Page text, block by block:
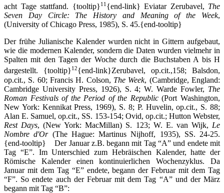
acht Tage stattfand. {tooltip}11 {end-link} Eviatar Zerubavel, The
Seven Day Circle: The History and Meaning of the Week,
(University of Chicago Press, 1985), S. 45.{end-tooltip}
Der frühe Julianische Kalender wurden nicht in Gittern aufgebaut,
wie die modernen Kalender, sondern die Daten wurden vielmehr in
Spalten mit den Tagen der Woche durch die Buchstaben A bis H
dargestellt. {tooltip}12{end-link}Zerubavel, op.cit.,158; Balsdon,
op.cit., S. 60; Francis H. Colson, The Week, (Cambridge, England:
Cambridge University Press, 1926), S. 4; W. Warde Fowler, The
Roman Festivals of the Period of the Republic(Port Washington,
New York: Kennikat Press, 1969), S. 8; P. Huvelin, op.cit., S. 88;
Alan E. Samuel, op.cit., SS. 153-154; Ovid, op.cit.; Hutton Webster,
Rest Days, (New York: MacMillan) S. 123; W. E. van Wijk, Le
Nombre d'Or(The Hague: Martinus Nijhoff, 1935), SS. 24-25.
{end-tooltip} Der Januar z.B. begann mit Tag “A” und endete mit
Tag “E”. Im Unterschied zum Hebräischen Kalender, hatte der
Römische Kalender einen kontinuierlichen Wochenzyklus. Da
Januar mit dem Tag “E” endete, begann der Februar mit dem Tag
“F”. So endete auch der Februar mit dem Tag “A” und der März
begann mit Tag “B”: